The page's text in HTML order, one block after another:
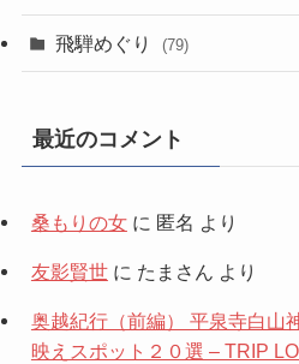
飛騨めぐり (79)
最近のコメント
桑もりの女に 匿名 より
友影賢世に たまさん より
奥越紀行（前編） 平泉寺白山
映えスポット２０選 – TRIP